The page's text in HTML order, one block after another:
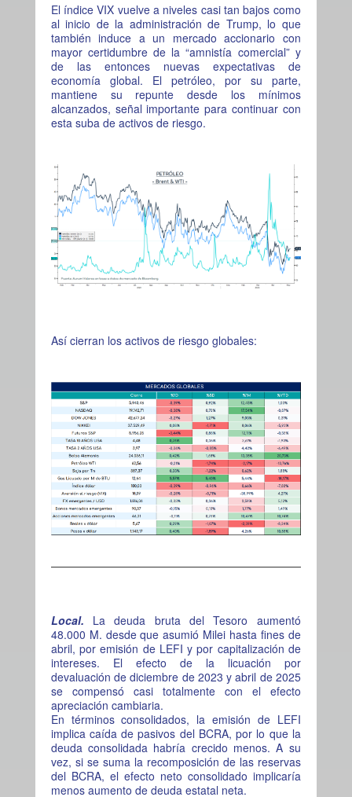
El índice VIX vuelve a niveles casi tan bajos como
al inicio de la administración de Trump, lo que
también induce a un mercado accionario con
mayor certidumbre de la “amnistía comercial” y
de las entonces nuevas expectativas de
economía global. El petróleo, por su parte,
mantiene su repunte desde los mínimos
alcanzados, señal importante para continuar con
esta suba de activos de riesgo.
Así cierran los activos de riesgo globales:
Local. La deuda bruta del Tesoro aumentó
48.000 M. desde que asumió Milei hasta fines de
abril, por emisión de LEFI y por capitalización de
intereses. El efecto de la licuación por
devaluación de diciembre de 2023 y abril de 2025
se compensó casi totalmente con el efecto
apreciación cambiaria.
En términos consolidados, la emisión de LEFI
implica caída de pasivos del BCRA, por lo que la
deuda consolidada habría crecido menos. A su
vez, si se suma la recomposición de las reservas
del BCRA, el efecto neto consolidado implicaría
menos aumento de deuda estatal neta.